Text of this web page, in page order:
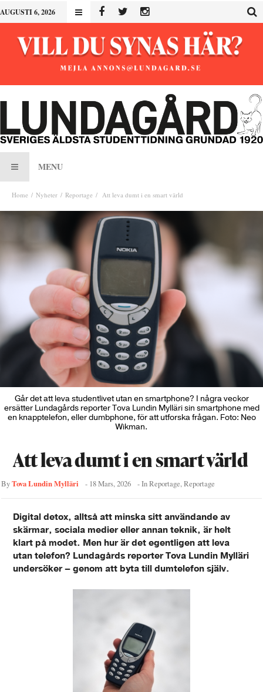
AUGUSTI 6, 2026
MENU
Home Nyheter Reportage Att leva dumt i en smart värld
Går det att leva studentlivet utan en smartphone? I några veckor
ersätter Lundagårds reporter Tova Lundin Mylläri sin smartphone med
en knapptelefon, eller dumbphone, för att utforska frågan. Foto: Neo
Wikman.
Att leva dumt i en smart värld
ByTova Lundin Mylläri - 18 Mars, 2026 - InReportage,Reportage
Digital detox, alltså att minska sitt användande av
skärmar, sociala medier eller annan teknik, är helt
klart på modet. Men hur är det egentligen att leva
utan telefon? Lundagårds reporter Tova Lundin Mylläri
undersöker – genom att byta till dumtelefon själv.